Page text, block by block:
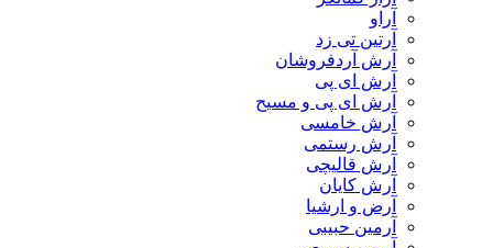
آراو
آرتین تی زد
آرش آردفروشان
آرش ای پی
آرش ای پی و مسیح
آرش خامسی
آرش رستمی
آرش قالیچی
آرش کایان
​آرض و ارشیا
آرمین حبیبی